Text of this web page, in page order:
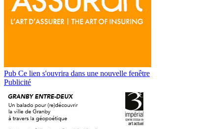
Pub Ce lien s'ouvrira dans une nouvelle fenêtre
Publicité